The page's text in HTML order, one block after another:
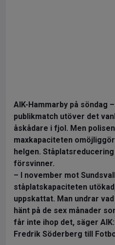
AIK-Hammarby på söndag
publikmatch utöver det
åskådare i fjol. Men
maxkapaciteten
helgen.
försvinner.
– I november mot
ståplatskapaciteten
uppskattat. Man undrar
hänt på de sex månader
får inte ihop det, säger
Fredrik Söderberg till